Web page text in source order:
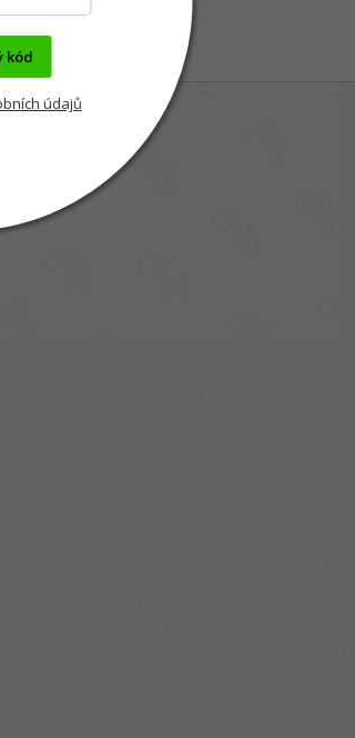
kód
údajů